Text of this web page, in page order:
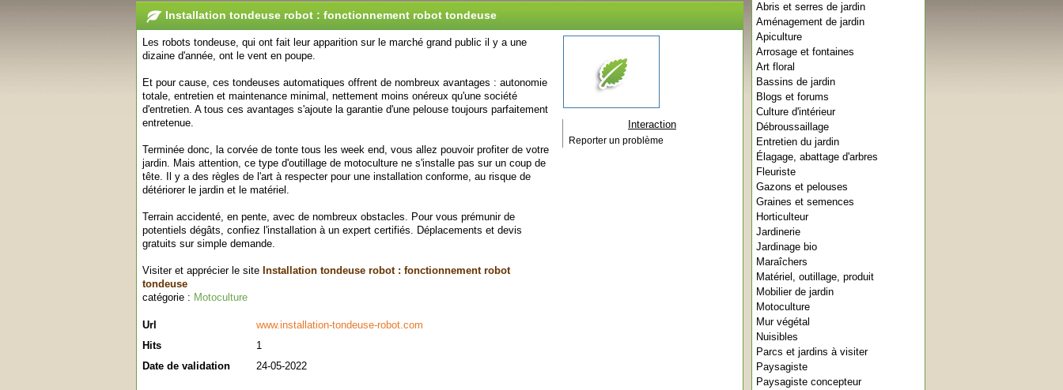
Abris et serres de jardin
Aménagement de jardin
Apiculture
Arrosage et fontaines
Art floral
Bassins de jardin
Blogs et forums
Culture d'intérieur
Débroussaillage
Entretien du jardin
Élagage, abattage d'arbres
Fleuriste
Gazons et pelouses
Graines et semences
Horticulteur
Jardinerie
Jardinage bio
Maraîchers
Matériel, outillage, produit
Mobilier de jardin
Motoculture
Mur végétal
Nuisibles
Parcs et jardins à visiter
Paysagiste
Paysagiste concepteur
Installation tondeuse robot : fonctionnement robot tondeuse
Les robots tondeuse, qui ont fait leur apparition sur le marché grand public il y a une
dizaine d'année, ont le vent en poupe.
Et pour cause, ces tondeuses automatiques offrent de nombreux avantages : autonomie
totale, entretien et maintenance minimal, nettement moins onéreux qu'une société
d'entretien. A tous ces avantages s'ajoute la garantie d'une pelouse toujours parfaitement
entretenue.
Terminée donc, la corvée de tonte tous les week end, vous allez pouvoir profiter de votre
jardin. Mais attention, ce type d'outillage de motoculture ne s'installe pas sur un coup de
tête. Il y a des règles de l'art à respecter pour une installation conforme, au risque de
détériorer le jardin et le matériel.
Terrain accidenté, en pente, avec de nombreux obstacles. Pour vous prémunir de
potentiels dégâts, confiez l'installation à un expert certifiés. Déplacements et devis
gratuits sur simple demande.
Visiter et apprécier le site Installation tondeuse robot : fonctionnement robot
tondeuse
catégorie : Motoculture
Url
www.installation-tondeuse-robot.com
Hits
1
Date de validation
24-05-2022
Interaction
Reporter un problème